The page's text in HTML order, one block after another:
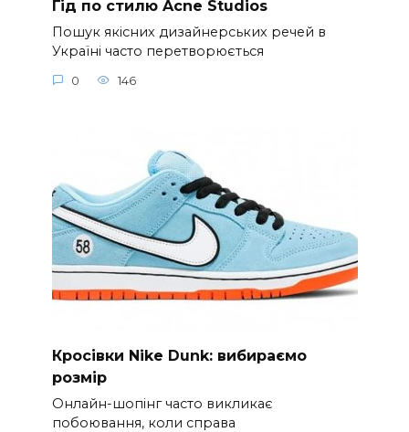
Гід по стилю Acne Studios
Пошук якісних дизайнерських речей в
Україні часто перетворюється
0 146
Кросівки Nike Dunk: вибираємо
розмір
Онлайн-шопінг часто викликає
побоювання, коли справа